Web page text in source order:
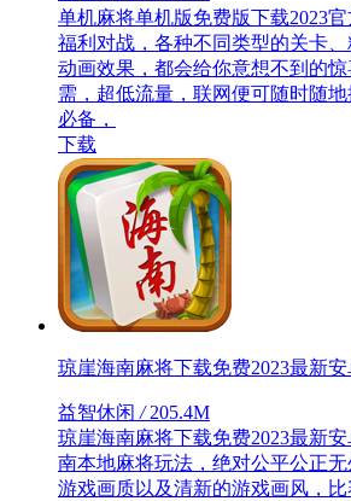
单机麻将单机版免费版下载2023
福利对战，各种不同类型的关卡
动画效果，都会给你意想不到的
需，超低流量，联网便可随时随
必备，
下载
琼崖海南麻将下载免费2023最新
益智休闲 /205.4M
琼崖海南麻将下载免费2023最新
南本地麻将玩法，绝对公平公正
游戏画质以及清新的游戏画风，